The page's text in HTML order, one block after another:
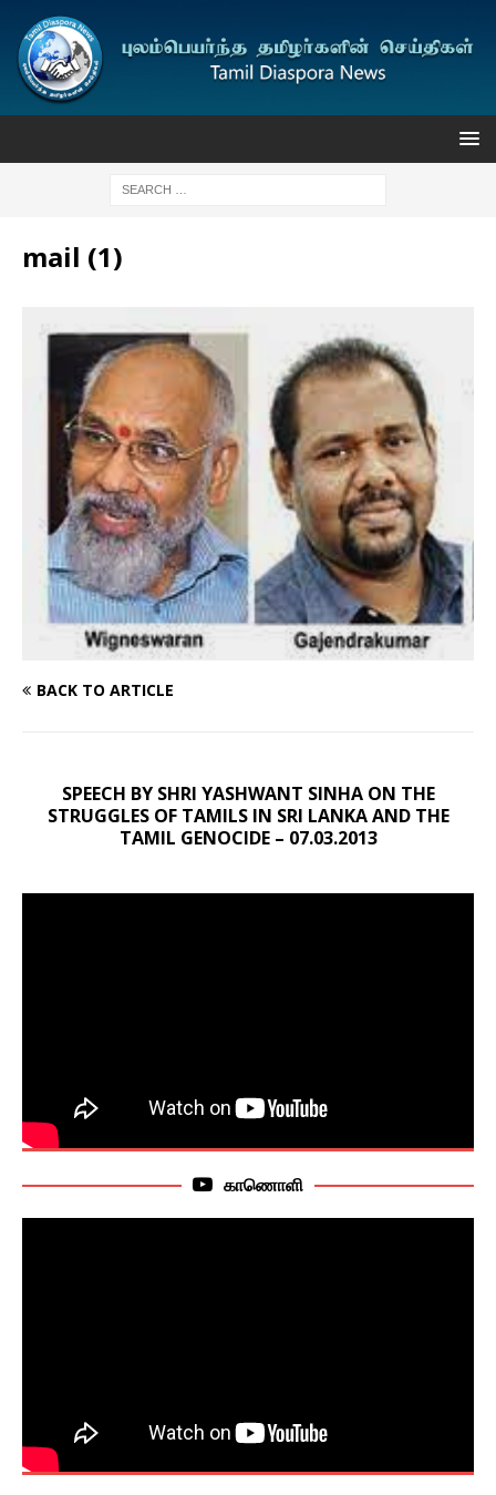
mail (1)
BACK TO ARTICLE
SPEECH BY SHRI YASHWANT SINHA ON THE
STRUGGLES OF TAMILS IN SRI LANKA AND THE
TAMIL GENOCIDE – 07.03.2013
காணொளி